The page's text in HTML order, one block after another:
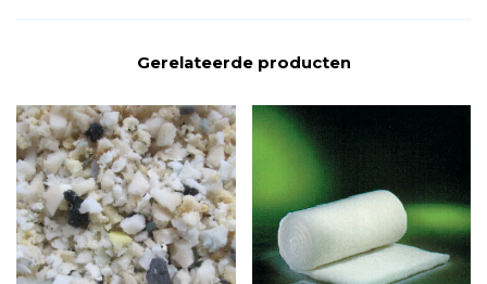
Gerelateerde producten